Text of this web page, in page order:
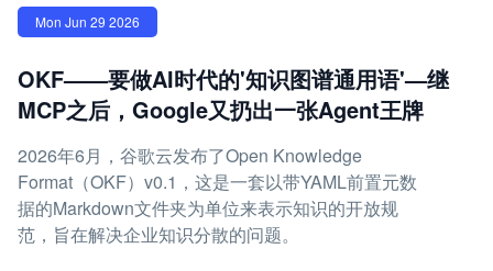
Mon Jun 29 2026
OKF——要做AI时代的'知识图谱通用语'—继
MCP之后，Google又扔出一张Agent王牌
2026年6月，谷歌云发布了Open Knowledge
Format（OKF）v0.1，这是一套以带YAML前置元数
据的Markdown文件夹为单位来表示知识的开放规
范，旨在解决企业知识分散的问题。